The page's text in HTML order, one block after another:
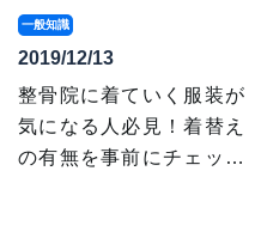
一般知識
2019/12/13
整骨院に着ていく服装が
気になる人必見！着替え
の有無を事前にチェッ…